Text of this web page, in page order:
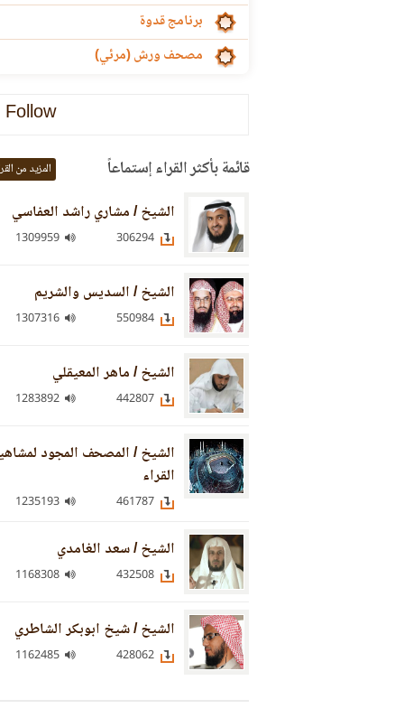
برنامج قدوة
مصحف ورش (مرئي)
Follow
قائمة بأكثر القراء إستماعاً المزيد من
الشيخ / مشاري راشد العفاسي
الشيخ / السديس والشريم
الشيخ / ماهر المعيقلي
الشيخ / المصحف المجود
القراء
الشيخ / سعد الغامدي
الشيخ / شيخ ابوبكر الشاطري